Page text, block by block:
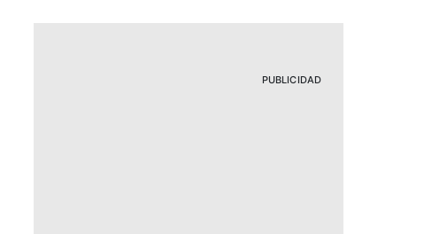
PUBLICIDAD